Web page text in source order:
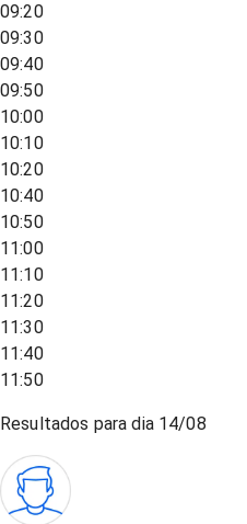
09:20
09:30
09:40
09:50
10:00
10:10
10:20
10:40
10:50
11:00
11:10
11:20
11:30
11:40
11:50
Resultados para dia 14/08